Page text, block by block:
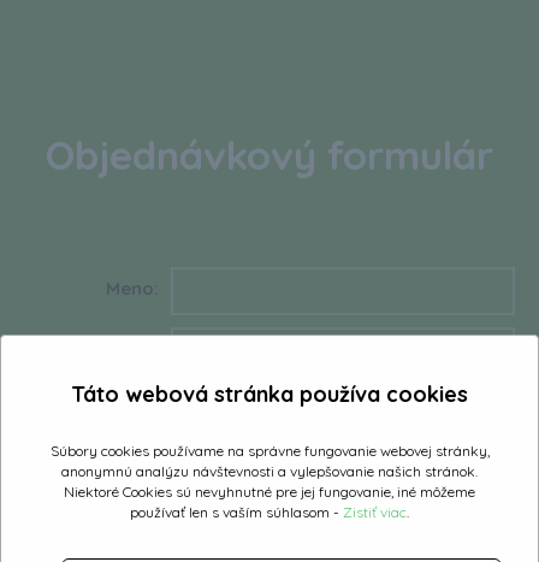
Objednávkový formulár
Meno:
E-mail:*
Overovací
kód:*
Táto webová stránka používa cookies
Súbory cookies používame na správne fungovanie webovej stránky,
anonymnú analýzu návštevnosti a vylepšovanie našich stránok.
Niektoré Cookies sú nevyhnutné pre jej fungovanie, iné môžeme
používať len s vaším súhlasom - Zistiť viac.